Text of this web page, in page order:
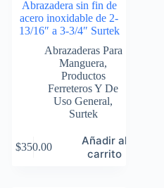
Abrazadera sin fin de
acero inoxidable de 2-
13/16″ a 3-3/4″ Surtek
Abrazaderas Para
Manguera,
Productos
Ferreteros Y De
Uso General,
Surtek
$350.00
Añadir al
carrito